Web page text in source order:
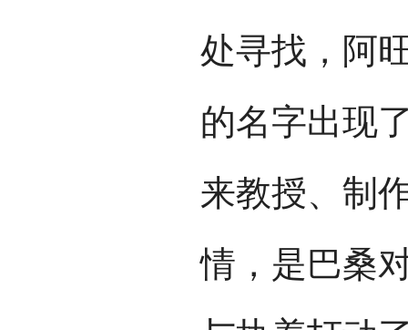
处寻找，阿
的名字出现
来教授、制
情，是巴桑